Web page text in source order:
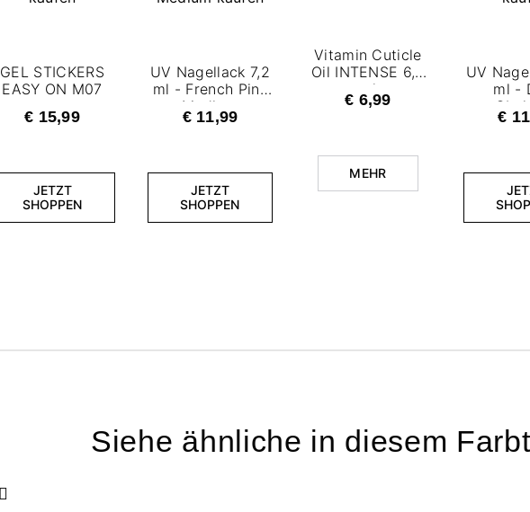
GEL STICKERS
EASY ON M07
€ 15,99
JETZT
SHOPPEN
UV Nagellack 7,2
ml - French Pink
Medium
€ 11,99
JETZT
SHOPPEN
Vitamin Cuticle
Oil INTENSE 6,5
ml
€ 6,99
MEHR
UV
ml -
€
Siehe ähnliche in diesem